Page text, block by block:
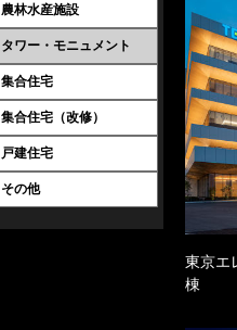
農林水産施設
タワー・モニュメント
集合住宅
集合住宅（改修）
戸建住宅
その他
東京エ
棟